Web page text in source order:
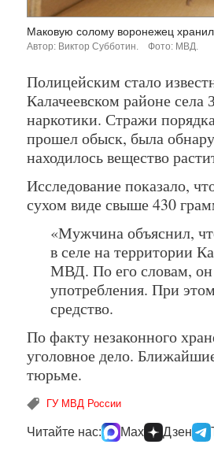
Маковую солому воронежец хранил
Автор: Виктор Субботин. Фото: МВД.
Полицейским стало
Калачеевском районе
наркотики. Стражи
прошел обыск, была
находилось вещество
Исследование показало,
сухом виде свыше 430
«Мужчина объяснил,
в селе на территории
МВД. По его словам, он
употребления. При
средство.
По факту незаконного
уголовное дело.
тюрьме.
ГУ МВД России
Читайте нас: Max Дзен